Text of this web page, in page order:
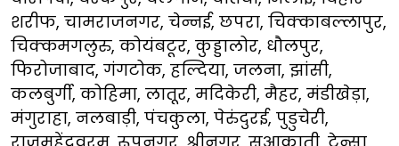
शरीफ, चामराजनगर, चेन्नई, छपरा, चिक्काबल्लापुर,
चिक्कमगलुरु, कोयंबटूर, कुड्डालोर, धौलपुर,
फिरोजाबाद, गंगटोक, हल्दिया, जलना, झांसी,
कलबुर्गी, कोहिमा, लातूर, मदिकेरी, मैहर, मंडीखेड़ा,
मंगुराहा, नलबाड़ी, पंचकुला, पेरुंदुरई, पुडुचेरी,